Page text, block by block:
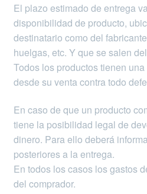
El plazo estimado de entrega
disponibilidad de producto,
destinatario como del
huelgas, etc. Y que se salen
Todos los productos tienen
desde su venta contra todo
En caso de que un producto
tiene la posibilidad legal de
dinero. Para ello deberá
posteriores a la entrega.
En todos los casos los gastos
del comprador.